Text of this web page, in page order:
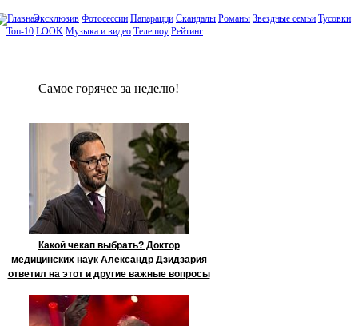
Эксклюзив Фотосессии Папарацци Скандалы Романы Звездные семьи Тусовки
Топ-10 LOOK Музыка и видео Телешоу Рейтинг
Сaмое гoрячее за неделю!
Какой чекап выбрать? Доктор
медицинских наук Александр Дзидзария
ответил на этот и другие важные вопросы